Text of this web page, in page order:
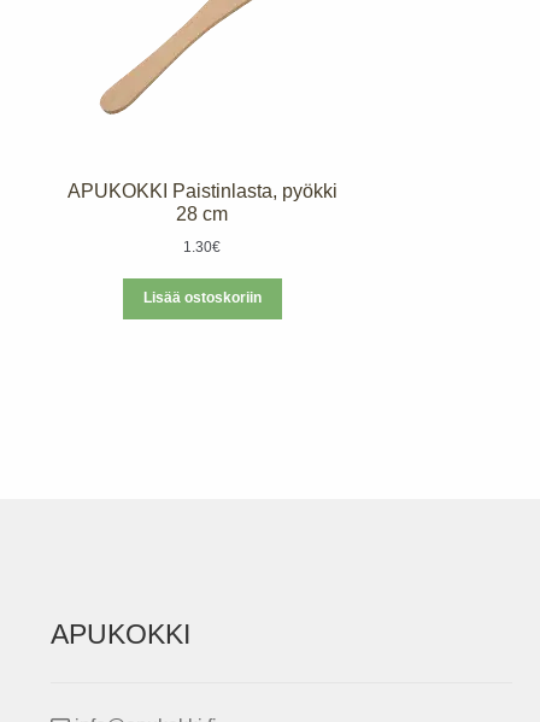
APUKOKKI Paistinlasta, pyökki
28 cm
1.30€
Lisää ostoskoriin
APUKOKKI